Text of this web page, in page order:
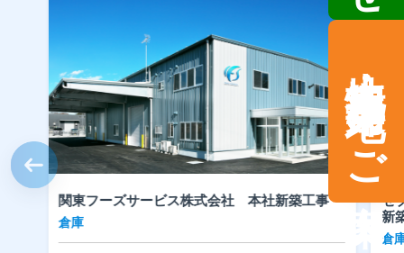
土地情報・事業用地のご案内
関東フーズサービス株式会社 本社新築工事
倉庫
セ
新
倉